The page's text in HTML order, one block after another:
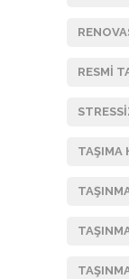
RESMI
TAŞIMA